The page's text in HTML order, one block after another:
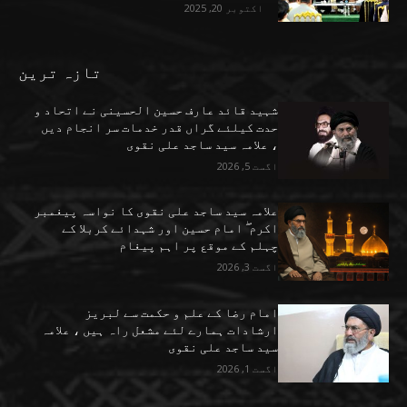
اکتوبر 20, 2025
تازہ ترین
شہید قائد عارف حسین الحسینی نے اتحاد و
حدت کیلئے گراں قدر خدمات سر انجام دیں
، علامہ سید ساجد علی نقوی
اگست 5, 2026
علامہ سید ساجد علی نقوی کا نواسہ پیغمبر
اکرم ۖ امام حسین اور شہدائے کربلا کے
چہلم کے موقع پر اہم پیغام
اگست 3, 2026
امام رضا کے علم و حکمت سے لبریز
ارشادات ہمارے لئے مشعل راہ ہیں ، علامہ
سید ساجد علی نقوی
اگست 1, 2026